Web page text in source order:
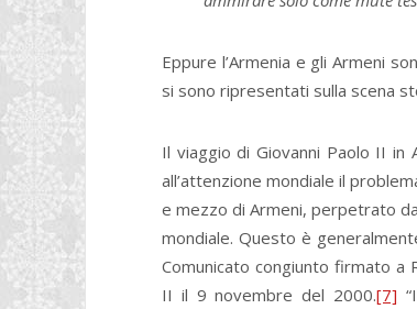
Eppure l’Armenia e gli Armeni
si sono ripresentati sulla scena
Il viaggio di Giovanni Paolo II
all’attenzione mondiale il
e mezzo di Armeni, perpetrato
mondiale. Questo è
Comunicato congiunto firmato a
II il 9 novembre del 2000.[7]